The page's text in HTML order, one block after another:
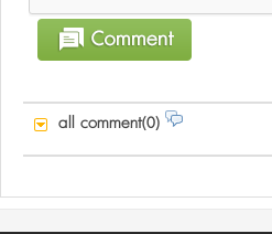
all comment(0)